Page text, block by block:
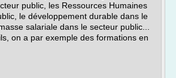
public, les Ressources Humaines
le développement durable dans le
salariale dans le secteur public...
on a par exemple des formations en